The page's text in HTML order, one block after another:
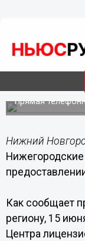
На вопросы
населению
Прямая
Нижний
Как сообщает
региону, 15
Центра